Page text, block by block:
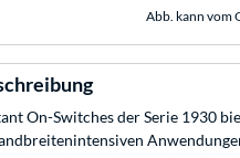
Abb. kann vom
On-Switches der Serie 1930